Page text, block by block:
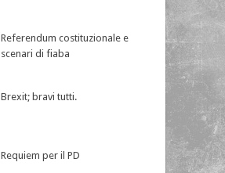
Referendum costituzionale e
scenari di fiaba
Brexit; bravi tutti.
Requiem per il PD